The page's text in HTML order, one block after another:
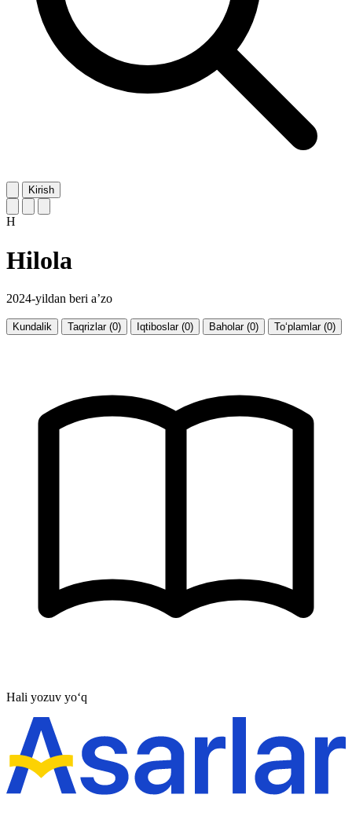
Kirish
H
Hilola
2024-yildan beri a’zo
Kundalik Taqrizlar (0) Iqtiboslar (0) Baholar (0) To‘plamlar (0)
Hali yozuv yo‘q